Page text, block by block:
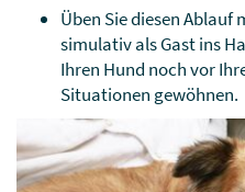
Üben Sie diesen
simulativ als Gast ins
Ihren Hund noch vor
Situationen gewöhnen.